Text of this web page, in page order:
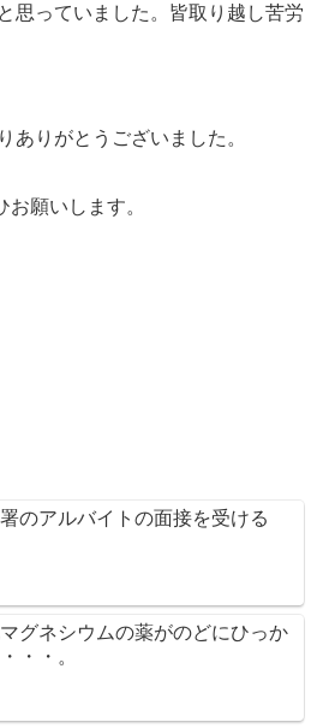
思っていました。皆取り越し苦労
ありがとうございました。
願いします。
のアルバイトの面接を受ける
グネシウムの薬がのどにひっか
・・。